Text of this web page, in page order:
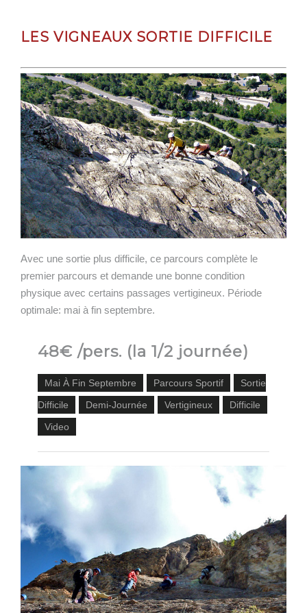
LES VIGNEAUX SORTIE DIFFICILE
Avec une sortie plus difficile, ce parcours complète le
premier parcours et demande une bonne condition
physique avec certains passages vertigineux. Période
optimale: mai à fin septembre.
48€ /pers. (la 1/2 journée)
Mai À Fin Septembre Parcours Sportif
Sortie
Difficile
Demi-Journée Vertigineux
Difficile
Video